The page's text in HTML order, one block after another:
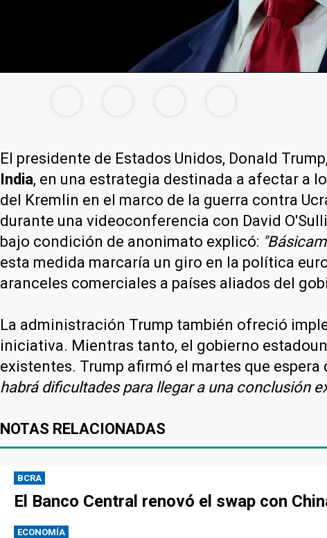
El presidente de Estados Unidos, Donald
India, en una estrategia destinada a afectar a
del Kremlin en el marco de la guerra contra
durante una videoconferencia con David
bajo condición de anonimato explicó:
esta medida marcaría un giro en la política
aranceles comerciales a países aliados del
La administración Trump también ofreció
iniciativa. Mientras tanto, el gobierno
existentes. Trump afirmó el martes que
habrá dificultades para llegar a una conclusión
NOTAS RELACIONADAS
BCRA
El Banco Central renovó el swap con
ECONOMÍA